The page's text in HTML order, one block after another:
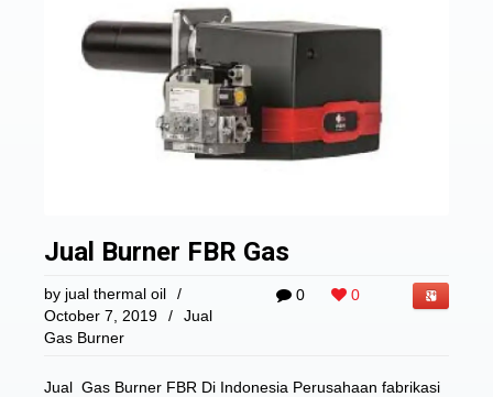
Jual Burner FBR Gas
0 0
by jual thermal oil
/
October 7, 2019
/
Jual
Gas Burner
Jual Gas Burner FBR Di Indonesia Perusahaan fabrikasi